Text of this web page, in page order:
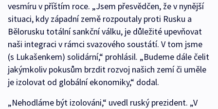
vesmíru v příštím roce. „Jsem přesvědčen, že v nynější
situaci, kdy západní země rozpoutaly proti Rusku a
Bělorusku totální sankční válku, je důležité upevňovat
naši integraci v rámci svazového soustátí. V tom jsme
(s Lukašenkem) solidární,“ prohlásil. „Budeme dále čelit
jakýmkoliv pokusům brzdit rozvoj našich zemí či uměle
je izolovat od globální ekonomiky,“ dodal.
„Nehodláme být izolováni,“ uvedl ruský prezident. „V